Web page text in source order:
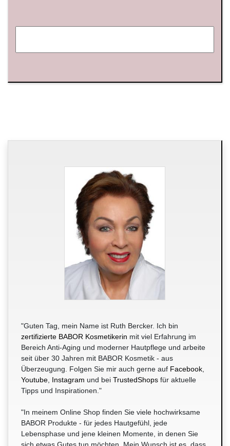
"Guten Tag, mein Name ist Ruth Bercker. Ich bin
zertifizierte BABOR Kosmetikerin mit viel Erfahrung im
Bereich Anti-Aging und moderner Hautpflege und arbeite
seit über 30 Jahren mit BABOR Kosmetik - aus
Überzeugung. Folgen Sie mir auch gerne auf Facebook
Youtube Instagram und bei TrustedShops für aktuelle
Tipps und Inspirationen."
"In meinem Online Shop finden Sie viele hochwirksame
BABOR Produkte - für jedes Hautgefühl, jede
Lebensphase und jene kleinen Momente, in denen Sie
sich etwas Gutes tun möchten. Mein Wunsch ist es, dass